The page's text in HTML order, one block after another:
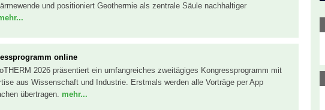
und positioniert Geothermie als zentrale Säule nachhaltiger
online
2026 präsentiert ein umfangreiches zweitägiges Kongressprogramm mit
aus Wissenschaft und Industrie. Erstmals werden alle Vorträge per App
übertragen. mehr...